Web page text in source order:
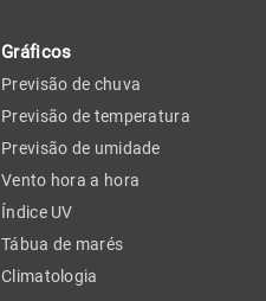
Gráficos
Previsão de chuva
Previsão de temperatura
Previsão de umidade
Vento hora a hora
Índice UV
Tábua de marés
Climatologia